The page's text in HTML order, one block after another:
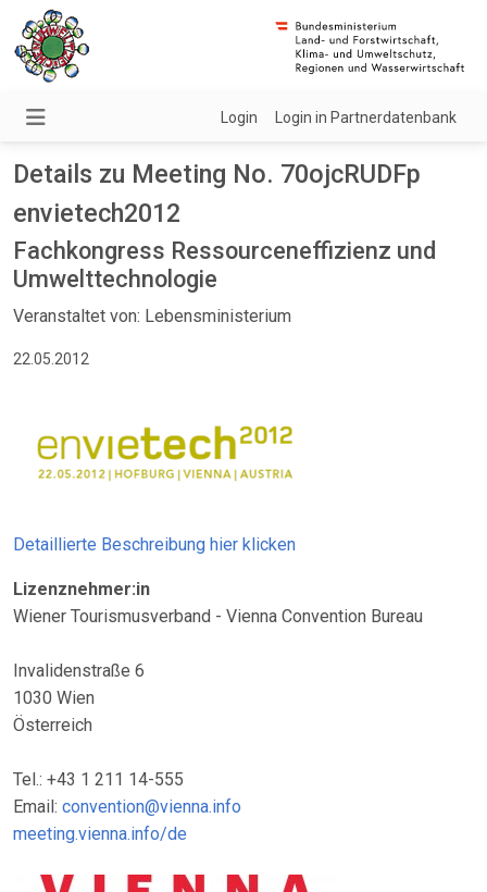
Login Login in Partnerdatenbank
Details zu Meeting No. 70ojcRUDFp
envietech2012
Fachkongress Ressourceneffizienz und
Umwelttechnologie
Veranstaltet von: Lebensministerium
22.05.2012
Detaillierte Beschreibung hier klicken
Lizenznehmer:in
Wiener Tourismusverband - Vienna Convention Bureau
Invalidenstraße 6
1030 Wien
Österreich
Tel.: +43 1 211 14-555
Email: convention@vienna.info
meeting.vienna.info/de